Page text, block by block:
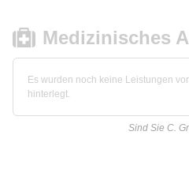
Medizinisches
Es wurden noch keine Leistungen
hinterlegt.
Sind Sie C.